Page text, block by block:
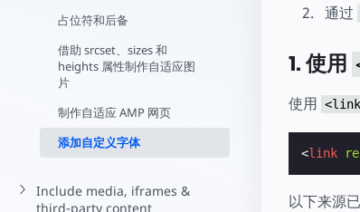
占位符和后备
借助 srcset、sizes 和
heights 属性制作自适应图
片
制作自适应 AMP 网页
添加自定义字体
Include media, iframes &
third-party content
通过
1. 使用
使用
<link
以下来源